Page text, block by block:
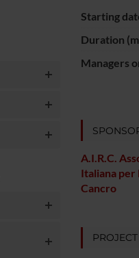
Starting
Duration
Managers
A.I.R.C.
Italiana per
Cancro